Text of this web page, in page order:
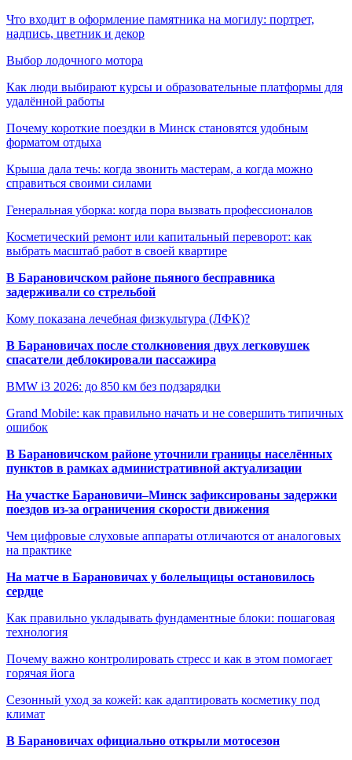
Что входит в оформление памятника на могилу: портрет,
надпись, цветник и декор
Выбор лодочного мотора
Как люди выбирают курсы и образовательные платформы для
удалённой работы
Почему короткие поездки в Минск становятся удобным
форматом отдыха
Крыша дала течь: когда звонить мастерам, а когда можно
справиться своими силами
Генеральная уборка: когда пора вызвать профессионалов
Косметический ремонт или капитальный переворот: как
выбрать масштаб работ в своей квартире
В Барановичском районе пьяного бесправника
задерживали со стрельбой
Кому показана лечебная физкультура (ЛФК)?
В Барановичах после столкновения двух легковушек
спасатели деблокировали пассажира
BMW i3 2026: до 850 км без подзарядки
Grand Mobile: как правильно начать и не совершить типичных
ошибок
В Барановичском районе уточнили границы населённых
пунктов в рамках административной актуализации
На участке Барановичи–Минск зафиксированы задержки
поездов из-за ограничения скорости движения
Чем цифровые слуховые аппараты отличаются от аналоговых
на практике
На матче в Барановичах у болельщицы остановилось
сердце
Как правильно укладывать фундаментные блоки: пошаговая
технология
Почему важно контролировать стресс и как в этом помогает
горячая йога
Сезонный уход за кожей: как адаптировать косметику под
климат
В Барановичах официально открыли мотосезон